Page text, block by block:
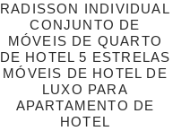
RADISSON INDIVIDUAL
CONJUNTO DE
MÓVEIS DE QUARTO
DE HOTEL 5 ESTRELAS
MÓVEIS DE HOTEL DE
LUXO PARA
APARTAMENTO DE
HOTEL